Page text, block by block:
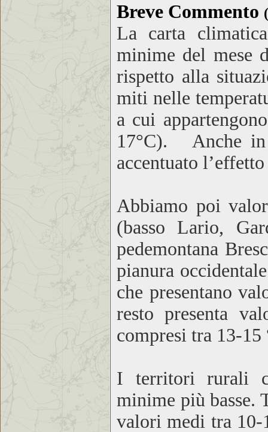
Breve Commento
La carta
minime del mese
rispetto alla
miti nelle
a cui
17°C). Anche in
accentuato
Abbiamo poi
(basso Lario,
pedemontana
pianura
che presentano
resto presenta
compresi tra 13-15
I territori rurali
minime più basse.
valori medi tra 10-